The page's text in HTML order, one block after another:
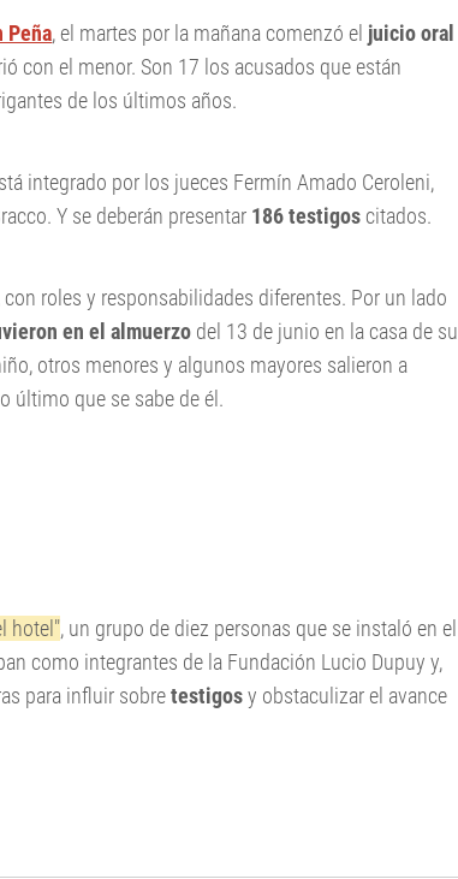
Peña, el martes por la mañana comenzó el juicio oral
con el menor. Son 17 los acusados que están
de los últimos años.
integrado por los jueces Fermín Amado Ceroleni,
Y se deberán presentar 186 testigos citados.
roles y responsabilidades diferentes. Por un lado
en el almuerzo del 13 de junio en la casa de su
otros menores y algunos mayores salieron a
último que se sabe de él.
hotel", un grupo de diez personas que se instaló en el
como integrantes de la Fundación Lucio Dupuy y,
para influir sobretestigosy obstaculizar el avance